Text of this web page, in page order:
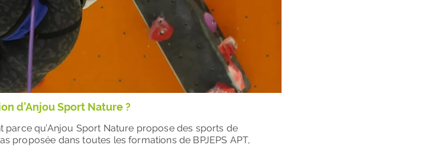
d’Anjou Sport Nature ?
parce qu’Anjou Sport Nature propose des sports de
proposée dans toutes les formations de BPJEPS APT,